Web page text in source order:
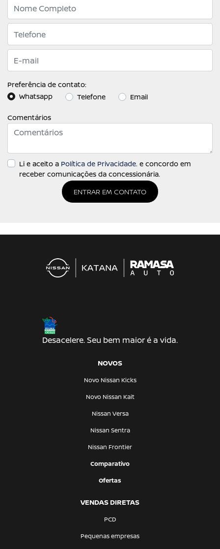
Preferência de contato:
Whatsapp
Telefone Email
Comentários
Li e aceito a Política de Privacidade. e concordo em
receber comunicações da concessionária.
ENTRAR EM CONTATO
Desacelere. Seu bem maior é a vida.
NOVOS
Novo Nissan Kicks
Novo Nissan Kait
Nissan Versa
Nissan Sentra
Nissan Frontier
Comparativo
Ofertas
VENDAS DIRETAS
PCD
Pequenas empresas